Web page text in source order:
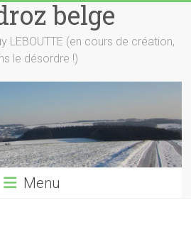
belge
LEBOUTTE (en cours de création,
le désordre !)
Menu